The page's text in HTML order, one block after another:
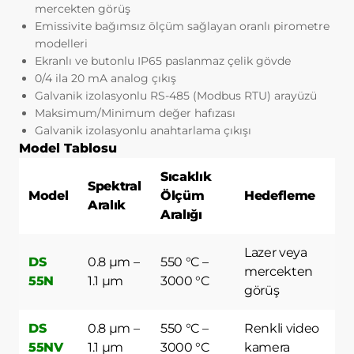
mercekten görüş
Emissivite bağımsız ölçüm sağlayan oranlı pirometre
modelleri
Ekranlı ve butonlu IP65 paslanmaz çelik gövde
0/4 ila 20 mA analog çıkış
Galvanik izolasyonlu RS-485 (Modbus RTU) arayüzü
Maksimum/Minimum değer hafızası
Galvanik izolasyonlu anahtarlama çıkışı
Model Tablosu
Model
Spektral
Aralık
Sıcaklık
Ölçüm
Aralığı
Hedefleme
DS
55N
0.8 µm –
1.1 µm
550 °C –
3000 °C
Lazer veya
mercekten
görüş
DS
55NV
0.8 µm –
1.1 µm
550 °C –
3000 °C
Renkli video
kamera
Tarayıcınızın ayarlarından silinene kadar bu
çerezler tarayıcınızın alt klasörlerinde
tutulurlar.
Kalıcı çerezlerin bazı türleri; İnternet
Sitesini kullanım amacınız gibi hususlar
göz önünde bulundurarak sizlere özel
öneriler sunulması için
kullanılabilmektedir.
Kalıcı çerezler sayesinde İnternet Sitemizi
durumunda, cihazınızda İnternet Sitemiz
tarafından oluşturulmuş bir çerez olup
olmadığı kontrol edilir ve var ise, sizin
ve size iletilecek içerik bu doğrultuda
belirlenir ve böylelikle sizlere daha iyi bir
hizmet sunulur.
şekilde çalışabilmesi için zorunlu
çerezlerdir. Bu tür çerezlerin amacı, sitenin